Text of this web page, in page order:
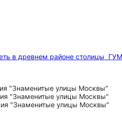
в древнем районе столицы